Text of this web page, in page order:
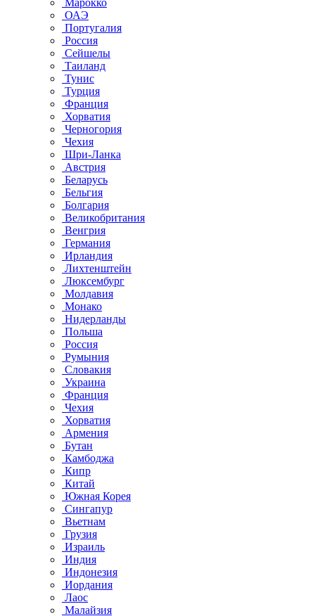
Марокко
ОАЭ
Португалия
Россия
Сейшелы
Таиланд
Тунис
Турция
Франция
Хорватия
Черногория
Чехия
Шри-Ланка
Австрия
Беларусь
Бельгия
Болгария
Великобритания
Венгрия
Германия
Ирландия
Лихтенштейн
Люксембург
Молдавия
Монако
Нидерланды
Польша
Россия
Румыния
Словакия
Украина
Франция
Чехия
Хорватия
Армения
Бутан
Камбоджа
Кипр
Китай
Южная Корея
Сингапур
Вьетнам
Грузия
Израиль
Индия
Индонезия
Иордания
Лаос
Малайзия